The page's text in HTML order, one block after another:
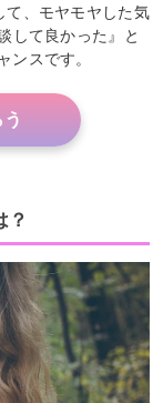
て、モヤモヤした気
して良かった』と
ンスです。
？